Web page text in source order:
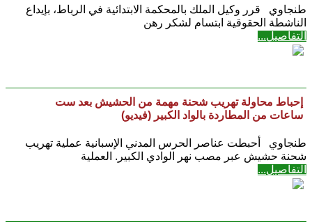
طنجاوي قرر وكيل الملك بالمحكمة الابتدائية في الرباط، بإيداع
الناشطة الحقوقية ابتسام لشكر رهن
التفاصيل...
إحباط محاولة تهريب شحنة مهمة من الحشيش بعد ست
ساعات من المطاردة بالواد الكبير (فيديو)
طنجاوي أحبطت عناصر الحرس المدني الإسبانية عملية تهريب
شحنة حشيش عبر مصب نهر الوادي الكبير. العملية
التفاصيل...